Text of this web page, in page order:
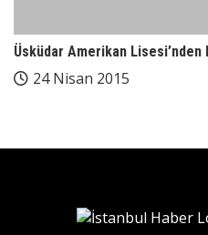
Üsküdar Amerikan Lisesi’nden
24 Nisan 2015